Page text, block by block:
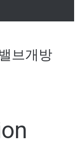
브개방